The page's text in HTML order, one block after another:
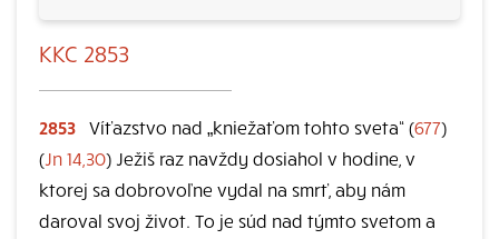
KKC 2853
2853 Víťazstvo nad „kniežaťom tohto sveta“ (677)
(Jn 14,30) Ježiš raz navždy dosiahol v hodine, v
ktorej sa dobrovoľne vydal na smrť, aby nám
daroval svoj život. To je súd nad týmto svetom a